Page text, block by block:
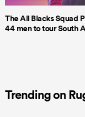
The All Blacks Squad
44 men to tour South
Trending on